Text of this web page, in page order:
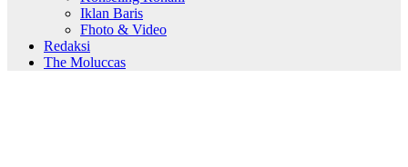
Iklan Baris
Fhoto & Video
Redaksi
The Moluccas